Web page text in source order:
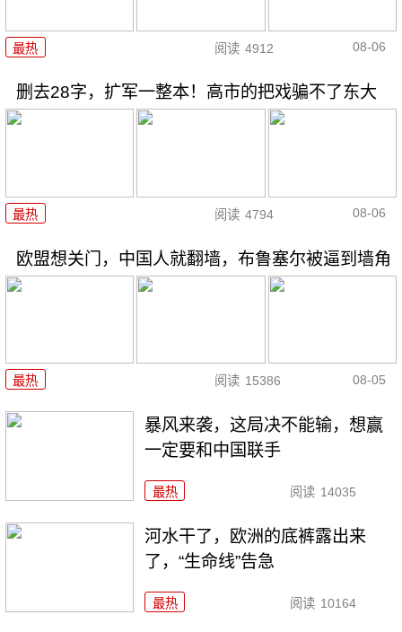
最热 阅读 4912 08-06
删去28字，扩军一整本！高市的把戏骗不了东大
最热 阅读 4794 08-06
欧盟想关门，中国人就翻墙，布鲁塞尔被逼到墙角
最热 阅读 15386 08-05
暴风来袭，这局决不能输，想赢
一定要和中国联手
最热 阅读 14035
河水干了，欧洲的底裤露出来
了，“生命线”告急
最热 阅读 10164